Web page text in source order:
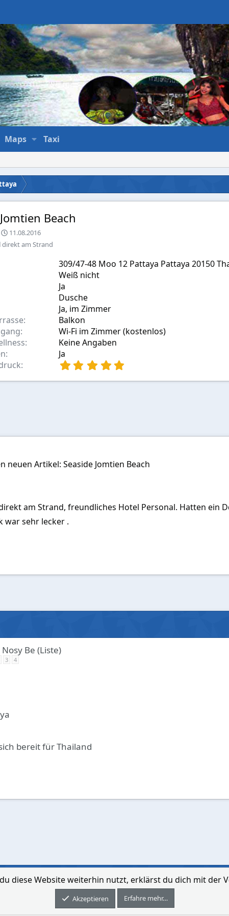
Maps Taxi
Beach
E
r
11.08.2016
direkt am Strand
309/47-48 Moo 12 Pattaya Pattaya 20150
Weiß nicht
Ja
Dusche
Ja, im Zimmer
Balkon
Wi-Fi im Zimmer (kostenlos)
Keine Angaben
Ja
0
r
e
)
neuen Artikel: Seaside Jomtien Beach
am Strand, freundliches Hotel Personal. Hatten ein
war sehr lecker .
Be (Liste)
3 4
bereit für Thailand
Kontakt
Forum software by XenForo® © 2010-2026 XenForo Ltd.
diese Website weiterhin nutzt, erklärst du dich mit der
Akzeptieren Erfahre mehr…